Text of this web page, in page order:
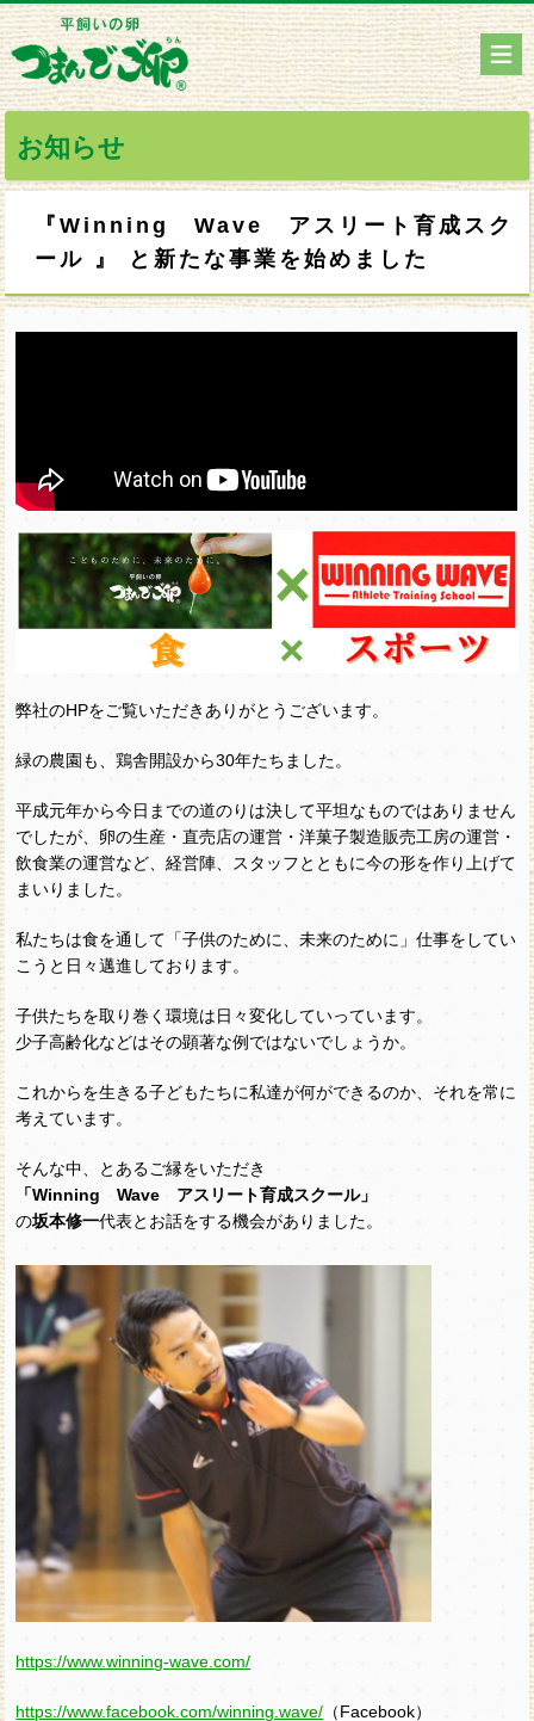
お知らせ
『Winning Wave アスリート育成スク
ール 』 と新たな事業を始めました
弊社のHPをご覧いただきありがとうございます。
緑の農園も、鶏舎開設から30年たちました。
平成元年から今日までの道のりは決して平坦なものではありません
でしたが、卵の生産・直売店の運営・洋菓子製造販売工房の運営・
飲食業の運営など、経営陣、スタッフとともに今の形を作り上げて
まいりました。
私たちは食を通して「子供のために、未来のために」仕事をしてい
こうと日々邁進しております。
子供たちを取り巻く環境は日々変化していっています。
少子高齢化などはその顕著な例ではないでしょうか。
これからを生きる子どもたちに私達が何ができるのか、それを常に
考えています。
そんな中、とあるご縁をいただき
「Winning Wave アスリート育成スクール」
の坂本修一代表とお話をする機会がありました。
https://www.winning-wave.com/
https://www.facebook.com/winning.wave/ （Facebook）